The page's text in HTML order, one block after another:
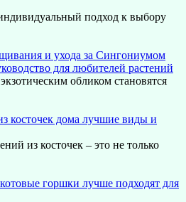
подход к выбору
и ухода за Сингониумом
для любителей растений
обликом становятся
косточек дома лучшие виды и
из косточек – это не только